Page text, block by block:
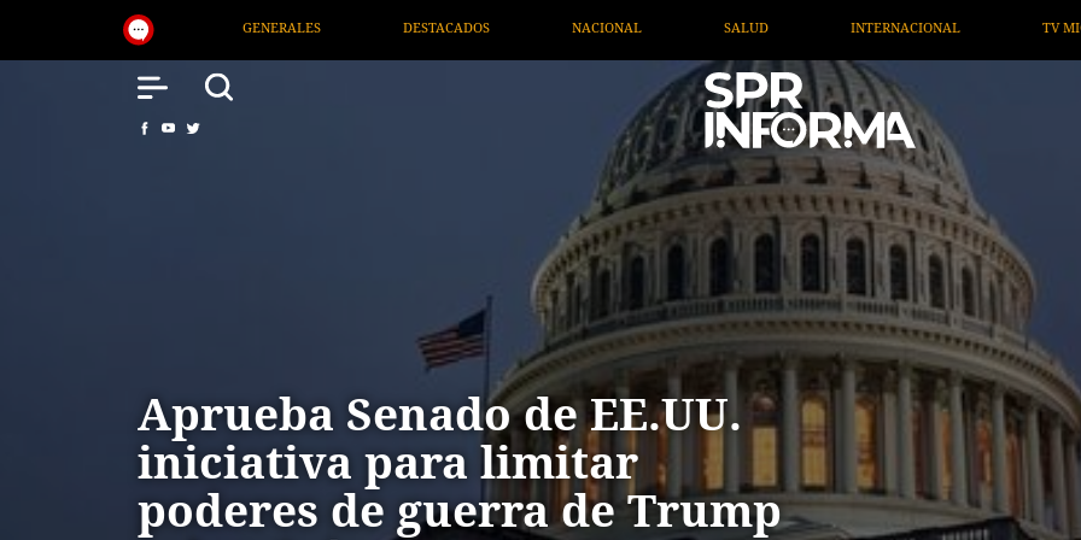
DESTACADOS NACIONAL SALUD INTERNACIONAL TV MIGRANTE INFORMA
Aprueba Senado de EE.UU.
iniciativa para limitar
poderes de guerra de Trump